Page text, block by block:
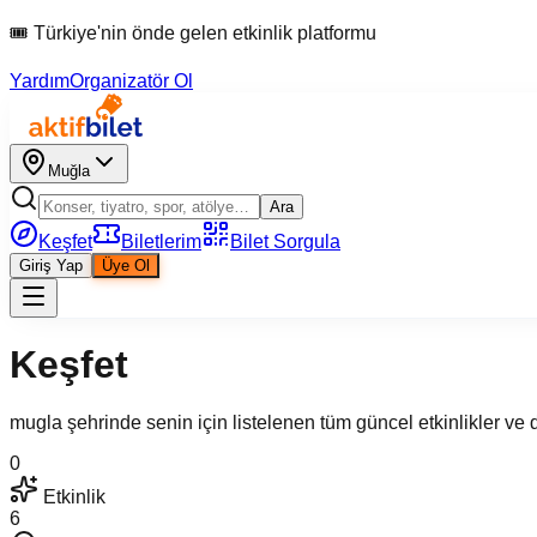
🎟 Türkiye'nin önde gelen etkinlik platformu
YardımOrganizatör Ol
Muğla
Ara
Keşfet Biletlerim Bilet Sorgula
Giriş Yap Üye Ol
Keşfet
mugla şehrinde senin için listelenen tüm güncel etkinlikler ve
0
Etkinlik
6